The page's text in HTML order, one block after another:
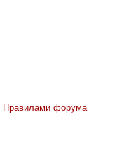
Правилами форума